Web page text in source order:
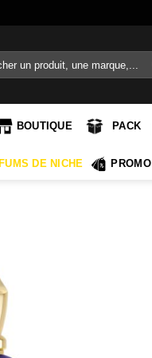
BOUTIQUE PACK
DE NICHE PROMO